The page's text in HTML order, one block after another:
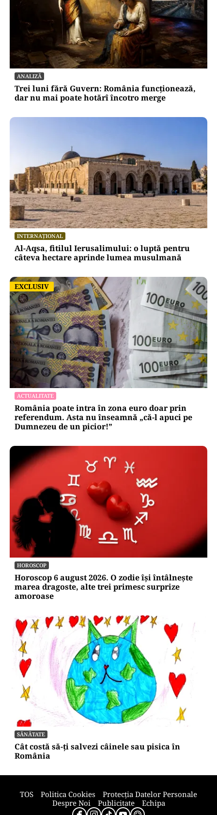
ACTUALITATE
Prefectul de Timiș, Paul Finta, anunță că nu se
consideră dator nimănui, în scandalul Fritz!
„Nu am a mă teme de nimic!”
ANALIZĂ
Trei luni fără Guvern: România funcționează,
dar nu mai poate hotărî încotro merge
INTERNAȚIONAL
Al-Aqsa, fitilul Ierusalimului: o luptă pentru
câteva hectare aprinde lumea musulmană
EXCLUSIV
EXCLUSIV
ACTUALITATE
România poate intra în zona euro doar prin
referendum. Asta nu înseamnă „că-l apuci pe
Dumnezeu de un picior!”
HOROSCOP
Horoscop 6 august 2026. O zodie își întâlnește
marea dragoste, alte trei primesc surprize
amoroase